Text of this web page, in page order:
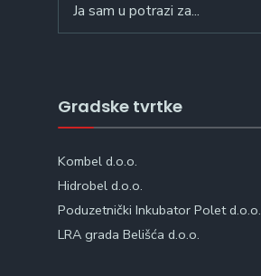
for:
Gradske tvrtke
Kombel d.o.o.
Hidrobel d.o.o.
Poduzetnički Inkubator Polet d.o.o.
LRA grada Belišća d.o.o.